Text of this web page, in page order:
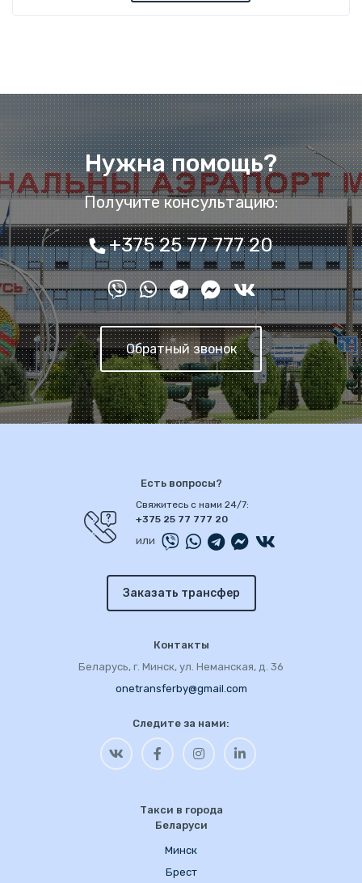
Нужна помощь?
Получите консультацию:
+375 25 77 777 20
Обратный звонок
Есть вопросы?
Свяжитесь с нами 24/7:
+375 25 77 777 20
или
Заказать трансфер
Контакты
Беларусь, г. Минск, ул. Неманская, д. 36
onetransferby@gmail.com
Следите за нами:
Такси в города
Беларуси
Минск
Брест